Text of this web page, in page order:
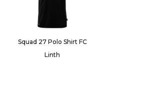
Squad 27 Polo Shirt FC
Linth